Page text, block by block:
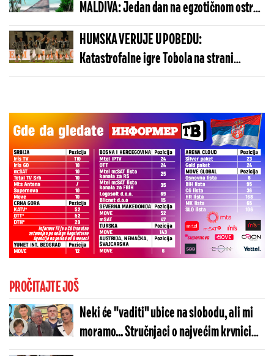
MALDIVA: Jedan dan na egzotičnom ostrvu
može da košta manje nego u Budvi
HUMSKA VERUJE U POBEDU:
Katastrofalne igre Tobola na strani
ulivaju samopouzdanje Partizanu
PROČITAJTE JOŠ
Neki će "vaditi" ubice na slobodu, ali mi
moramo... Stručnjaci o najvećim krvnicima
u Srbiji, tri godine nakon masakra u